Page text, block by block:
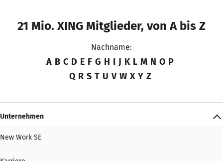
21 Mio. XING Mitglieder, von A bis Z
Nachname:
A B C D E F G H I J K L M N O P
Q R S T U V W X Y Z
Unternehmen
New Work SE